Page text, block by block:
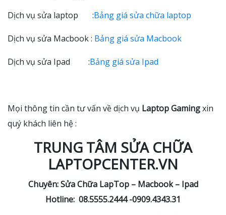
Dịch vụ sửa laptop :Bảng giá sửa chữa laptop
Dịch vụ sửa Macbook : Bảng giá sửa Macbook
Dịch vụ sửa Ipad :Bảng giá sửa Ipad
Mọi thông tin cần tư vấn về dịch vụ Laptop Gamingxin
quý khách liên hệ :
TRUNG TÂM SỬA CHỮA
LAPTOPCENTER.VN
Chuyên: Sửa Chữa LapTop – Macbook – Ipad
Hotline: 08.5555.2444 -0909.4343.31